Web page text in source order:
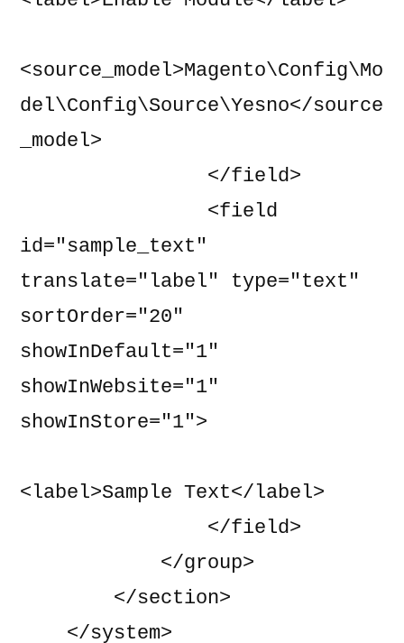
<source_model>Magento\Config\Mo
del\Config\Source\Yesno</source
_model>
id="sample_text"
translate="label" type="text"
sortOrder="20"
showInDefault="1"
showInWebsite="1"
showInStore="1">
<label>Sample Text</label>